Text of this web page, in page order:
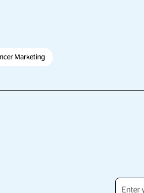
Marketing